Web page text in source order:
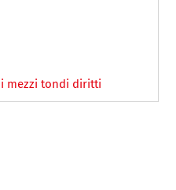
mezzi tondi diritti